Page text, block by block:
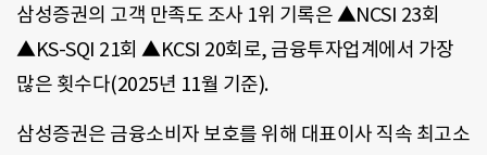
삼성증권의 고객 만족도 조사 1위 기록은 ▲NCSI 23회
▲KS-SQI 21회 ▲KCSI 20회로, 금융투자업계에서 가장
많은 횟수다(2025년 11월 기준).
삼성증권은 금융소비자 보호를 위해 대표이사 직속 최고소